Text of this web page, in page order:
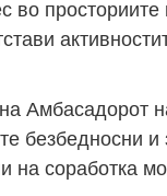
во просториите
Амбасадорот
безбедносни и
на соработка